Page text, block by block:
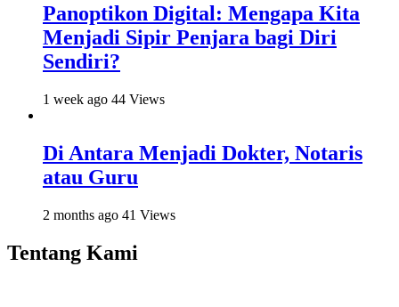
Panoptikon Digital: Mengapa Kita
Menjadi Sipir Penjara bagi Diri
Sendiri?
1 week ago 44 Views
Di Antara Menjadi Dokter, Notaris
atau Guru
2 months ago 41 Views
Tentang Kami